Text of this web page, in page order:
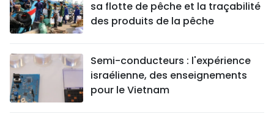
sa flotte de pêche et la traçabilité
des produits de la pêche
Semi-conducteurs : l'expérience
israélienne, des enseignements
pour le Vietnam